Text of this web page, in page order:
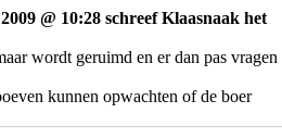
@ 10:28 schreef Klaasnaak het
wordt geruimd en er dan pas vragen
kunnen opwachten of de boer